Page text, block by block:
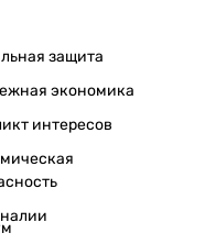
защита
экономика
интересов